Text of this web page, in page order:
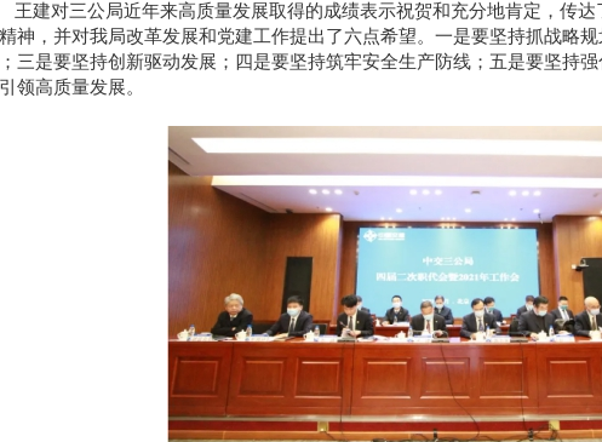
王建对三公局近年来高质量发展取得的成绩表示祝贺和充分地肯定，传
神，并对我局改革发展和党建工作提出了六点希望。 一是要坚持抓战略规
三是要坚持创新驱动发展； 四是要坚持筑牢安全生产防线； 五是要坚持强
领高质量发展。